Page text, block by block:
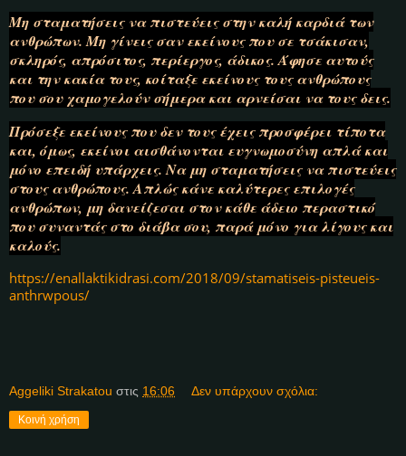
Μη σταματήσεις να πιστεύεις στην καλή καρδιά των
ανθρώπων. Μη γίνεις σαν εκείνους που σε τσάκισαν,
σκληρός, απρόσιτος, περίεργος, άδικος. Άφησε αυτούς
και την κακία τους, κοίταξε εκείνους τους ανθρώπους
που σου χαμογελούν σήμερα και αρνείσαι να τους δεις.
Πρόσεξε εκείνους που δεν τους έχεις προσφέρει τίποτα
και, όμως, εκείνοι αισθάνονται ευγνωμοσύνη απλά και
μόνο επειδή υπάρχεις. Να μη σταματήσεις να πιστεύεις
στους ανθρώπους. Απλώς κάνε καλύτερες επιλογές
ανθρώπων, μη δανείζεσαι στον κάθε άδειο περαστικό
που συναντάς στο διάβα σου, παρά μόνο για λίγους και
καλούς.
https://enallaktikidrasi.com/2018/09/stamatiseis-pisteueis-
anthrwpous/
Aggeliki Strakatou στις 16:06 Δεν υπάρχουν σχόλια:
Κοινή χρήση